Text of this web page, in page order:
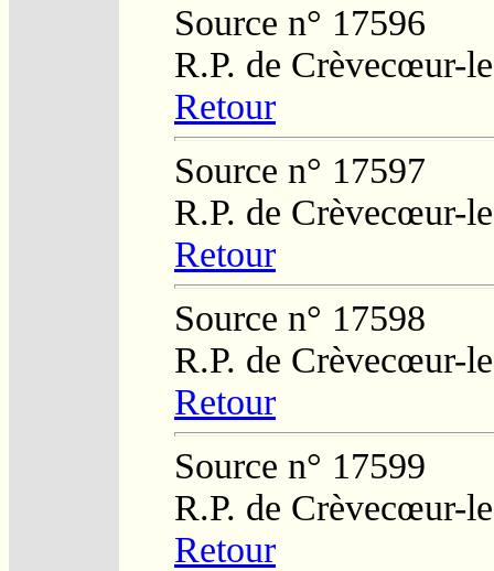
Source n° 17596
R.P. de Crèvecœur-
Retour
Source n° 17597
R.P. de Crèvecœur-
Retour
Source n° 17598
R.P. de Crèvecœur-
Retour
Source n° 17599
R.P. de Crèvecœur-
Retour